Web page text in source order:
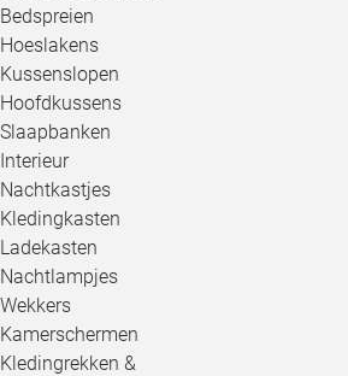
Bedspreien
Hoeslakens
Kussenslopen
Hoofdkussens
Slaapbanken
Interieur
Nachtkastjes
Kledingkasten
Ladekasten
Nachtlampjes
Wekkers
Kamerschermen
Kledingrekken &